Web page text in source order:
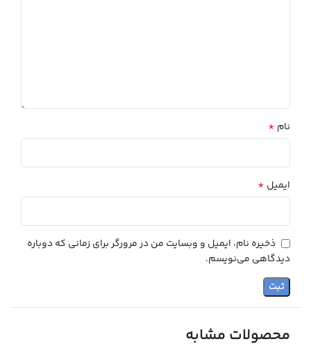
نام *
ایمیل *
ذخیره نام، ایمیل و وبسایت من در مرورگر برای زمانی که دوباره
دیدگاهی می‌نویسم.
محصولات مشابه